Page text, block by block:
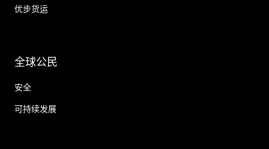
优步货运
全球公民
安全
可持续发展